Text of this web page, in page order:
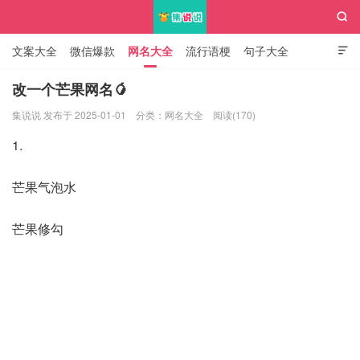

文案大全 微信爆款 网名大全 流行语梗 句子大全
知识大全

改一个芒果网名🥭
集说说 发布于 2025-01-01 分类： 网名大全 阅读(170)
1.
芒果气泡水
芒果修勾